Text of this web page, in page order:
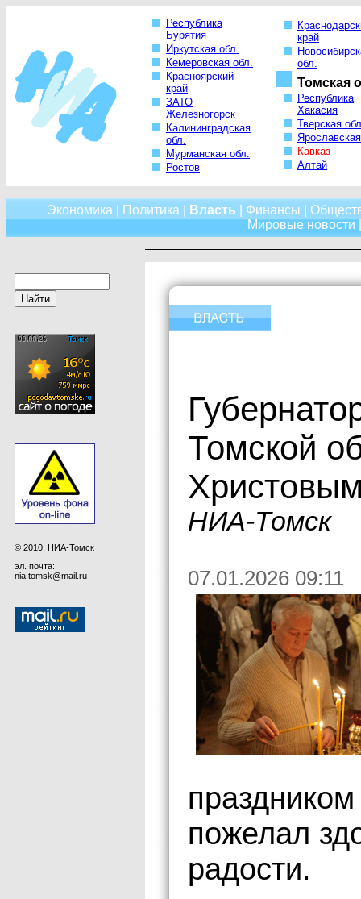
Республика
Бурятия
Иркутская обл.
Кемеровская обл.
Красноярский
край
ЗАТО
Железногорск
Калининградская
обл.
Мурманская обл.
Ростов
край
обл.
Томская
Республика
Хакасия
Тверская
Кавказ
Алтай
Экономика Политика Власть Финансы
Мировые новости
© 2010, НИА-Томск
эл. почта:
nia.tomsk@mail.ru
Томской
НИА-Томск
07.01.2026 09:11
пожелал
радости.